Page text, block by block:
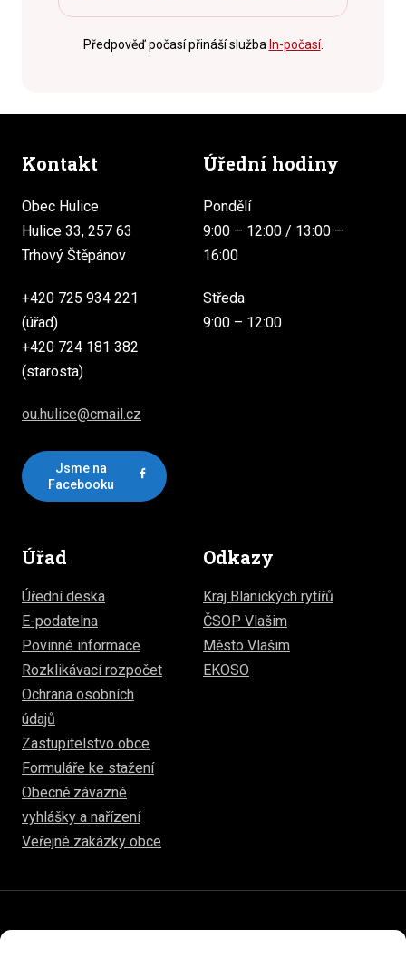
Předpověď počasí přináší služba In-počasí.
Kontakt
Obec Hulice
Hulice 33, 257 63
Trhový Štěpánov
+420 725 934 221
(úřad)
+420 724 181 382
(starosta)
ou.hulice@cmail.cz
Jsme na
Facebooku
Úřední hodiny
Pondělí
9:00 – 12:00 / 13:00 –
16:00
Středa
9:00 – 12:00
Úřad
Úřední deska
E-podatelna
Povinné informace
Rozklikávací rozpočet
Ochrana osobních
údajů
Zastupitelstvo obce
Formuláře ke stažení
Obecně závazné
vyhlášky a nařízení
Veřejné zakázky obce
Odkazy
Kraj Blanických rytířů
ČSOP Vlašim
Město Vlašim
EKOSO